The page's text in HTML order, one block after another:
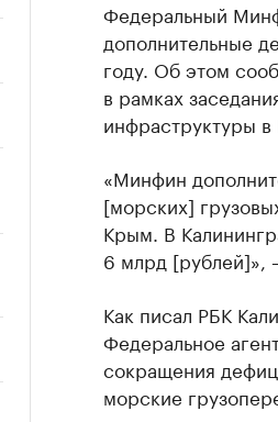
Федеральный
дополнительные
году. Об этом
в рамках
инфраструктуры в
«Минфин
[морских]
Крым. В
6 млрд [рублей]»,
Как писал РБК
Федеральное
сокращения
морские